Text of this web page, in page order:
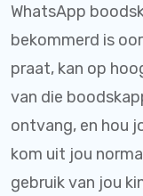
WhatsApp
bekommerd is
praat, kan op
van die
ontvang, en hou
kom uit jou
gebruik van jou